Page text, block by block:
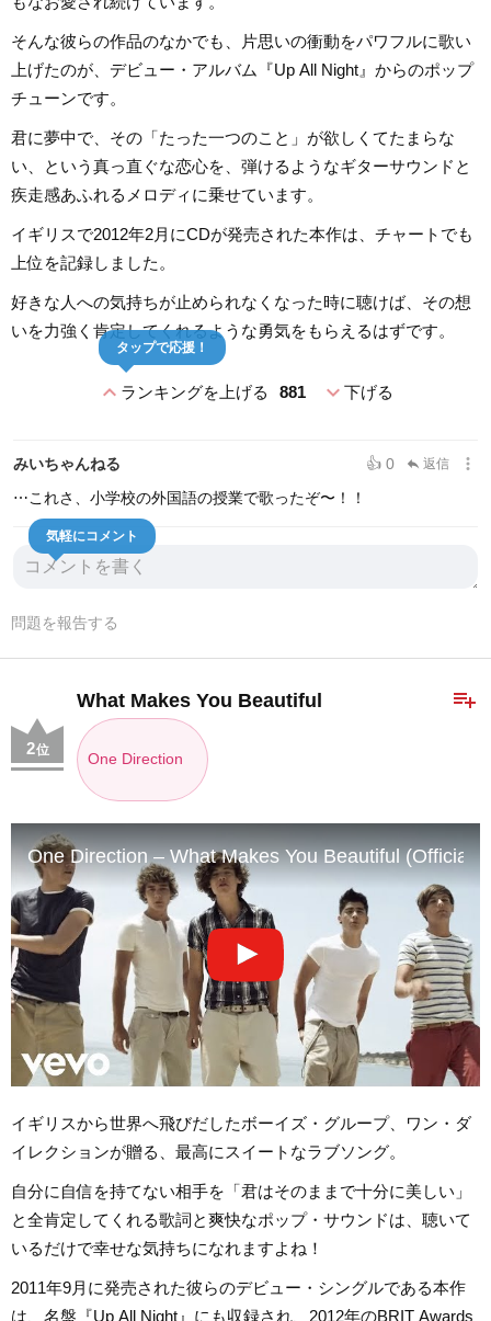
そんな彼らの作品のなかでも、片思いの衝動をパワフルに歌い
上げたのが、デビュー・アルバム『Up All Night』からのポップ
チューンです。
君に夢中で、その「たった一つのこと」が欲しくてたまらな
い、という真っ直ぐな恋心を、弾けるようなギターサウンドと
疾走感あふれるメロディに乗せています。
イギリスで2012年2月にCDが発売された本作は、チャートでも
上位を記録しました。
好きな人への気持ちが止められなくなった時に聴けば、その想
いを力強く肯定してくれるような勇気をもらえるはずです。
expand_lessランキングを上げる 881
タップで応援！
expand_more下げる
みいちゃんねる 👍 0 reply 返信 more_vert
⋯これさ、小学校の外国語の授業で歌ったぞ〜！！
気軽にコメント
問題を報告する
playlist_add
What Makes You Beautiful
One Direction
2位
One Direction – What Makes You Beautiful (Official
イギリスから世界へ飛びだしたボーイズ・グループ、ワン・ダ
イレクションが贈る、最高にスイートなラブソング。
自分に自信を持てない相手を「君はそのままで十分に美しい」
と全肯定してくれる歌詞と爽快なポップ・サウンドは、聴いて
いるだけで幸せな気持ちになれますよね！
2011年9月に発売された彼らのデビュー・シングルである本作
は、名盤『Up All Night』にも収録され、2012年のBRIT Awards